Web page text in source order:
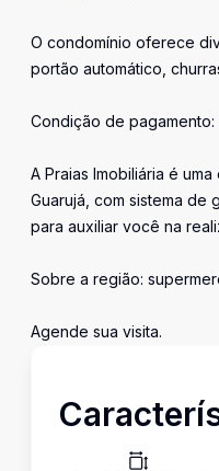
O condomínio oferece
portão automático,
Condição de
A Praias Imobiliária é
Guarujá, com sistema de
para auxiliar você na
Sobre a região:
Agende sua visita.